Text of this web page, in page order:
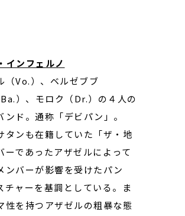
インフェルノ
（Vo.）、ベルゼブブ
）、モロク（Dr.）の４人の
ド。通称「デビパン」。
タンも在籍していた「ザ・地
ーであったアザゼルによって
ンバーが影響を受けたパン
チャーを基調としている。ま
性を持つアザゼルの粗暴な態